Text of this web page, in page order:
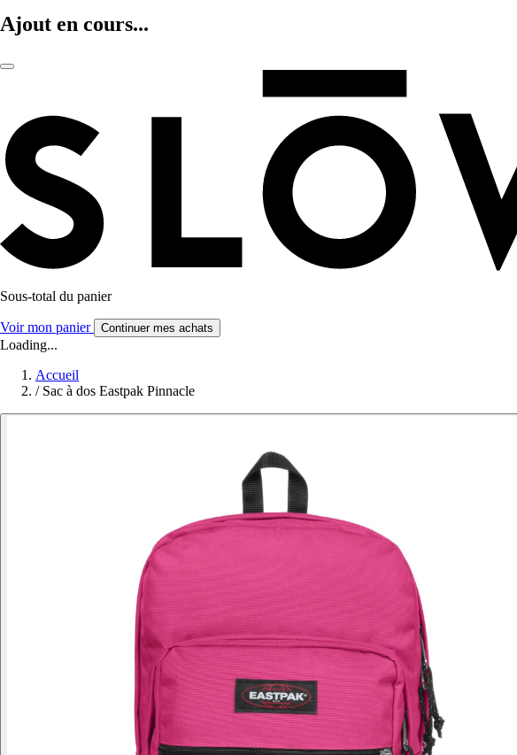
Ajout en cours...
Sous-total du panier
Voir mon panier Continuer mes achats
Loading...
Accueil
/ Sac à dos Eastpak Pinnacle